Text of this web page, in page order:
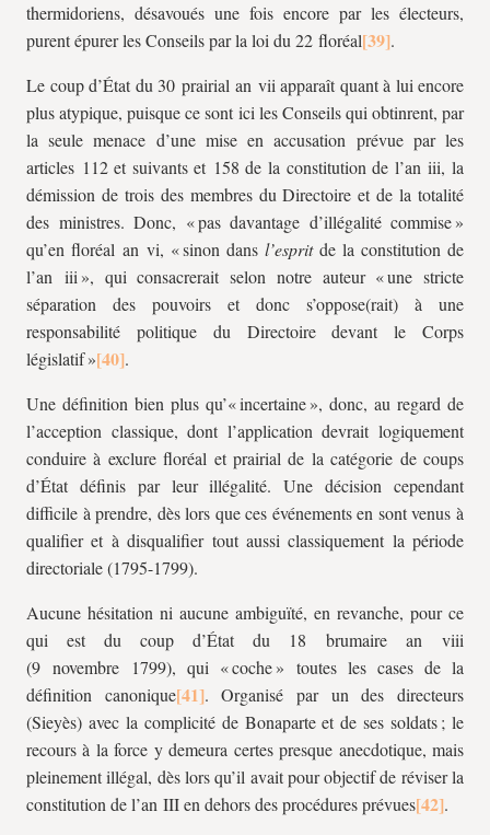
thermidoriens, désavoués une fois encore par les électeurs,
purent épurer les Conseils par la loi du 22 floréal
.
Le coup d’État du 30 prairial an vii apparaît quant à lui encore
plus atypique, puisque ce sont ici les Conseils qui obtinrent, par
la seule menace d’une mise en accusation prévue par les
articles 112 et suivants et 158 de la constitution de l’aniii, la
démission de trois des membres du Directoire et de la totalité
des ministres. Donc, « pas davantage d’illégalité commise »
qu’en floréal an vi, « sinon dans l’esprit de la constitution de
l’an iii », qui consacrerait selon notre auteur « une stricte
séparation des pouvoirs et donc s’oppose(rait) à une
responsabilité politique du Directoire devant le Corps
législatif »
.
Une définition bien plus qu’« incertaine », donc, au regard de
l’acception classique, dont l’application devrait logiquement
conduire à exclure floréal et prairial de la catégorie de coups
d’État définis par leur illégalité. Une décision cependant
difficile à prendre, dès lors que ces événements en sont venus à
qualifier et à disqualifier tout aussi classiquement la période
directoriale (1795-1799).
Aucune hésitation ni aucune ambiguïté, en revanche, pour ce
qui est du coup d’État du 18 brumaire an viii
(9 novembre 1799), qui « coche » toutes les cases de la
définition canonique
. Organisé par un des directeurs
(Sieyès) avec la complicité de Bonaparte et de ses soldats ; le
recours à la force y demeura certes presque anecdotique, mais
pleinement illégal, dès lors qu’il avait pour objectif de réviser la
constitution de l’an III en dehors des procédures prévues
.